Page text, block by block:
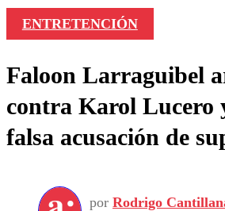
ENTRETENCIÓN
Faloon Larraguibel
contra Karol Lucero
falsa acusación de
por Rodrigo